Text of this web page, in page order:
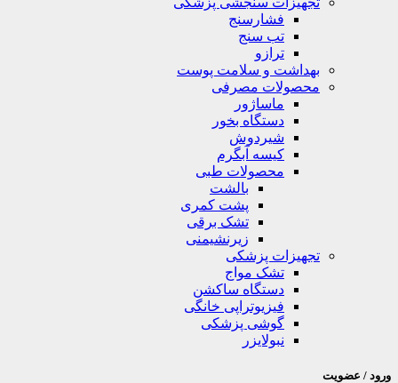
فشارسنج
تب سنج
ترازو
بهداشت و سلامت پوست
محصولات مصرفی
ماساژور
دستگاه بخور
شیردوش
کیسه آبگرم
محصولات طبی
بالشت
پشت کمری
تشک برقی
زیرنشیمنی
تجهیزات پزشکی
تشک مواج
دستگاه ساکشن
فیزیوتراپی خانگی
گوشی پزشکی
نبولایزر
ورود / عضویت